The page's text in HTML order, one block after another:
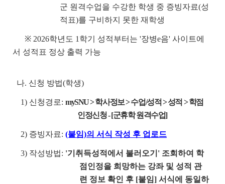
군 원격수업을 수강한 학생 중 증빙자료(성
적표)를 구비하지 못한 재학생
※ 2026학년도 1학기 성적부터는 '장병e음' 사이트에
서 성적표 정상 출력 가능
나. 신청 방법(학생)
1) 신청경로: mySNU > 학사정보 > 수업/성적 > 성적 > 학점
인정신청 - [군휴학 원격수업]
2) 증빙자료: (붙임)의 서식 작성 후 업로드
3) 작성방법: '기취득성적에서 불러오기' 조회하여 학
점인정을 희망하는 강좌 및 성적 관
련 정보 확인 후 [붙임] 서식에 동일하